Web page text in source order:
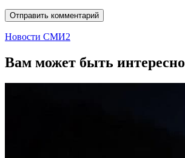
Новости СМИ2
Вам может быть интересно